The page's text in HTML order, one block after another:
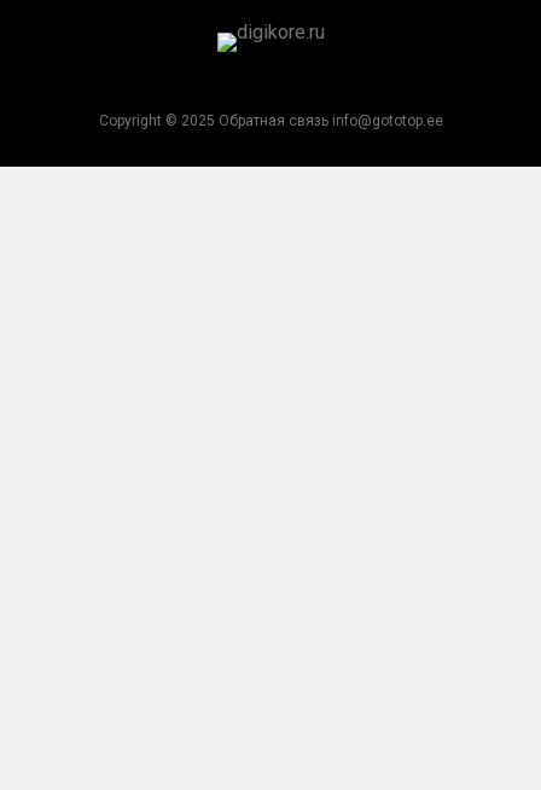
Copyright © 2025 Обратная связь info@gototop.ee